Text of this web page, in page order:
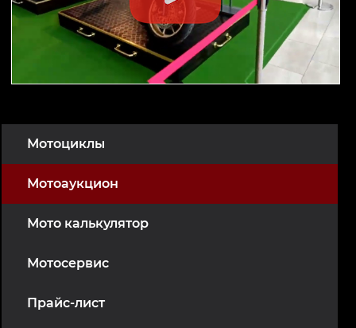
Мотоциклы
Мотоаукцион
Мото калькулятор
Мотосервис
Прайс-лист